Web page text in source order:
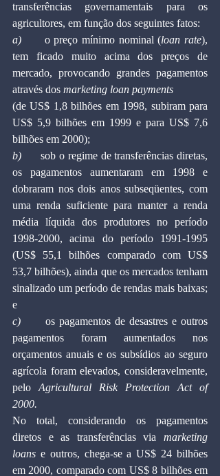
transferências governamentais para os
agricultores, em função dos seguintes fatos:
a) o preço mínimo nominal (loan rate),
tem ficado muito acima dos preços de
mercado, provocando grandes pagamentos
através dos marketing loan payments
(de US$ 1,8 bilhões em 1998, subiram para
US$ 5,9 bilhões em 1999 e para US$ 7,6
bilhões em 2000);
b) sob o regime de transferências diretas,
os pagamentos aumentaram em 1998 e
dobraram nos dois anos subseqüentes, com
uma renda suficiente para manter a renda
média líquida dos produtores no período
1998-2000, acima do período 1991-1995
(US$ 55,1 bilhões comparado com US$
53,7 bilhões), ainda que os mercados tenham
sinalizado um período de rendas mais baixas;
e
c) os pagamentos de desastres e outros
pagamentos foram aumentados nos
orçamentos anuais e os subsídios ao seguro
agrícola foram elevados, consideravelmente,
pelo Agricultural Risk Protection Act of
2000.
No total, considerando os pagamentos
diretos e as transferências via marketing
loans e outros, chega-se a US$ 24 bilhões
em 2000, comparado com US$ 8 bilhões em